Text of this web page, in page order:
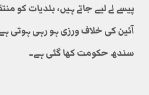
پیسے لے لیے جاتے ہیں، بلدیات کو
سندھ حکومت کھا گئی ہے۔